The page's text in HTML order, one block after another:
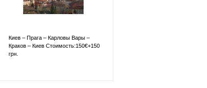
Киев – Прага – Карловы Вары –
Краков – Киев Стоимость:150€+150
грн.